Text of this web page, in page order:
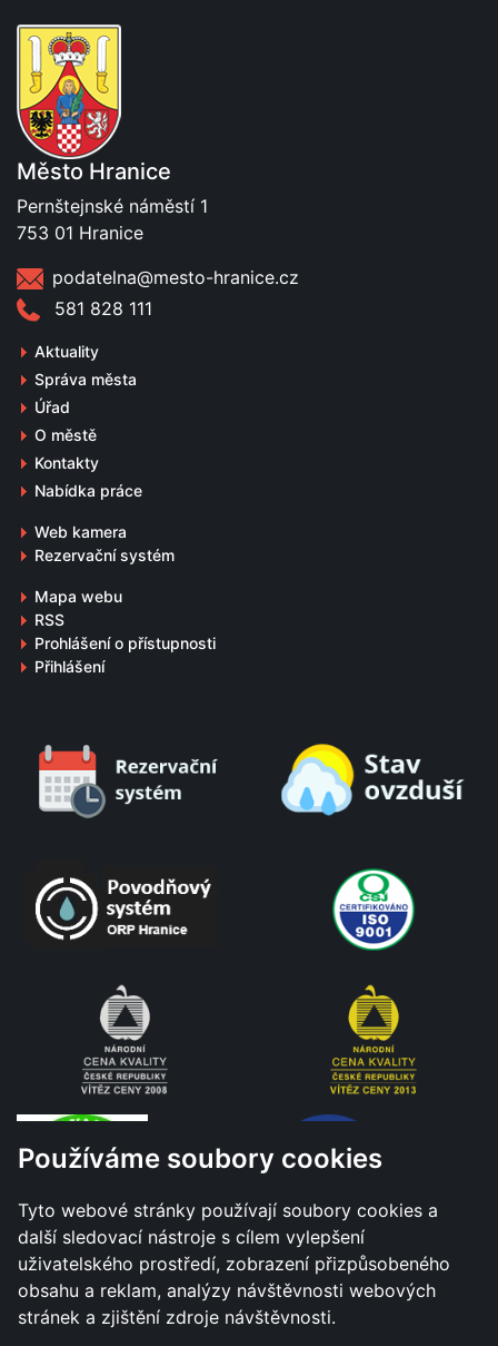
Používáme soubory cookies
Tyto webové stránky používají soubory cookies a
další sledovací nástroje s cílem vylepšení
uživatelského prostředí, zobrazení přizpůsobeného
obsahu a reklam, analýzy návštěvnosti webových
stránek a zjištění zdroje návštěvnosti.
Město Hranice
Pernštejnské náměstí 1
753 01 Hranice
podatelna@mesto-hranice.cz
581 828 111
Aktuality
Správa města
Úřad
O městě
Kontakty
Nabídka práce
Web kamera
Rezervační systém
Mapa webu
RSS
Prohlášení o přístupnosti
Přihlášení